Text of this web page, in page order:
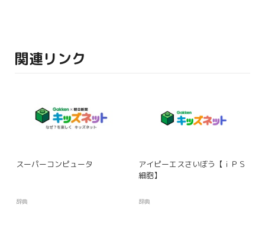
関連リンク
スーパーコンピュータ
辞典
アイピーエスさいぼう【ｉＰＳ
細胞】
辞典